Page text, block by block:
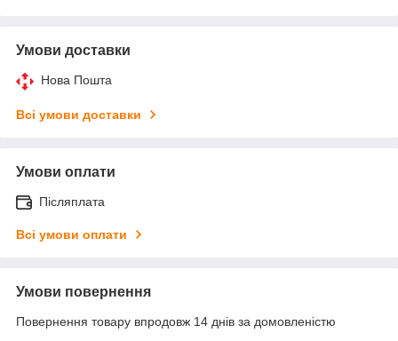
Умови доставки
Нова Пошта
Всі умови доставки
Умови оплати
Післяплата
Всі умови оплати
Умови повернення
Повернення товару впродовж 14 днів за домовленістю